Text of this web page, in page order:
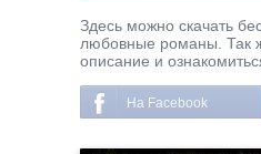
Здесь можно скачать
любовные романы. Так
описание и
На Facebook